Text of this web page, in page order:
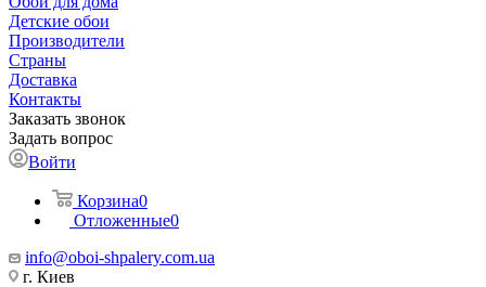
Детские обои
Производители
Страны
Доставка
Контакты
Заказать звонок
Задать вопрос
Войти
Корзина0
Отложенные0
info@oboi-shpalery.com.ua
г. Киев